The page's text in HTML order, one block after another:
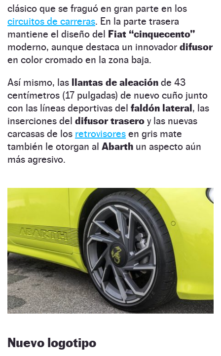
clásico que se fraguó en gran parte en los
circuitos de carreras. En la parte trasera
mantiene el diseño del Fiat “cinquecento”
moderno, aunque destaca un innovador difusor
en color cromado en la zona baja.
Así mismo, las llantas de aleación de 43
centímetros (17 pulgadas) de nuevo cuño junto
con las líneas deportivas del faldón lateral, las
inserciones del difusor trasero y las nuevas
carcasas de los retrovisores en gris mate
también le otorgan al Abarth un aspecto aún
más agresivo.
Nuevo logotipo